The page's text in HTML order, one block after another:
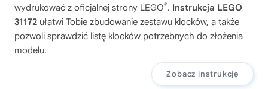
wydrukować z oficjalnej strony LEGO®. Instrukcja LEGO
31172 ułatwi Tobie zbudowanie zestawu klocków, a także
pozwoli sprawdzić listę klocków potrzebnych do złożenia
modelu.
Zobacz instrukcję